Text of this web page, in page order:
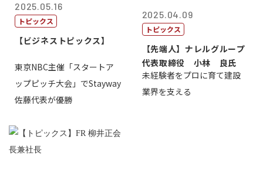
2025.05.16
トピックス
【ビジネストピックス】
東京NBC主催「スタートア
ップピッチ大会」でStayway
佐藤代表が優勝
2025.04.09
トピックス
【先端人】ナレルグループ
代表取締役 小林 良氏
未経験者をプロに育て建設
業界を支える